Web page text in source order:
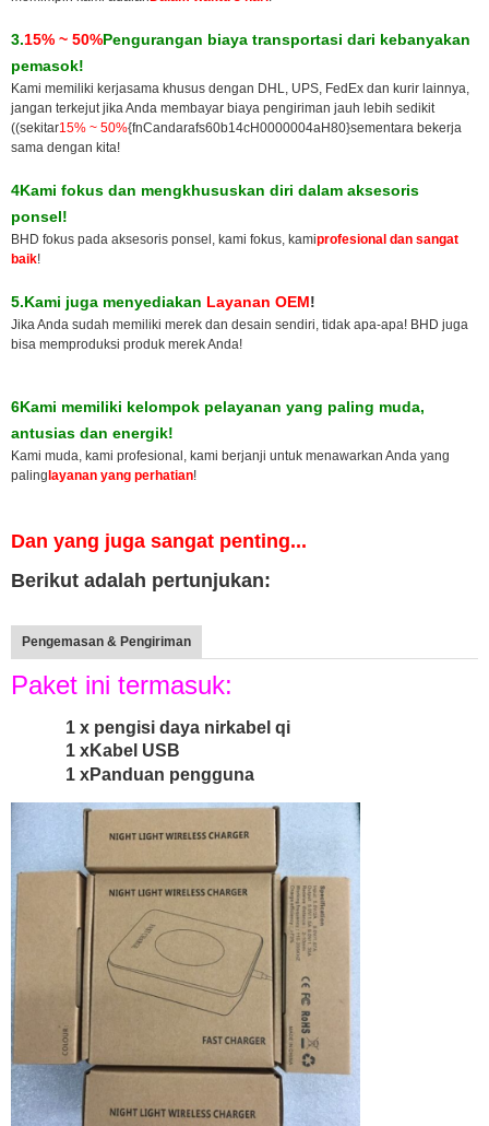
3.15% ~ 50%Pengurangan biaya transportasi dari kebanyakan
pemasok!
Kami memiliki kerjasama khusus dengan DHL, UPS, FedEx dan kurir lainnya,
jangan terkejut jika Anda membayar biaya pengiriman jauh lebih sedikit
((sekitar15% ~ 50%{fnCandarafs60b14cH0000004aH80}sementara bekerja
sama dengan kita!
4Kami fokus dan mengkhususkan diri dalam aksesoris
ponsel!
BHD fokus pada aksesoris ponsel, kami fokus, kamiprofesional dan sangat
baik!
5.Kami juga menyediakan Layanan OEM!
Jika Anda sudah memiliki merek dan desain sendiri, tidak apa-apa! BHD juga
bisa memproduksi produk merek Anda!
6Kami memiliki kelompok pelayanan yang paling muda,
antusias dan energik!
Kami muda, kami profesional, kami berjanji untuk menawarkan Anda yang
palinglayanan yang perhatian!
Dan yang juga sangat penting...
Berikut adalah pertunjukan:
Pengemasan & Pengiriman
Paket ini termasuk:
1 x pengisi daya nirkabel qi
1 xKabel USB
1 xPanduan pengguna